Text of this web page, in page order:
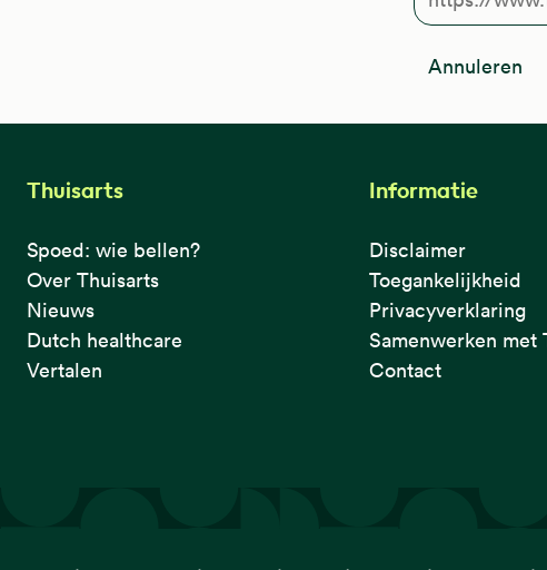
Annuleren
Thuisarts
Spoed: wie bellen?
Over Thuisarts
Nieuws
Dutch healthcare
Vertalen
Informatie
Disclaimer
Toegankelijkheid
Privacyverklaring
Samenwerken met
Contact